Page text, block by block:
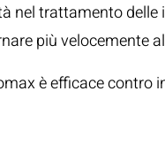
nel trattamento delle
più velocemente
è efficace contro